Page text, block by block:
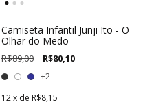
Camiseta Infantil Junji Ito - O
Olhar do Medo
R$89,00 R$80,10
+2
12 x de R$8,15